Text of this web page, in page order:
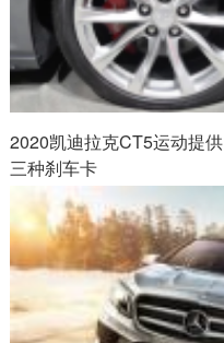
2020凯迪拉克CT5运动提供
三种刹车卡